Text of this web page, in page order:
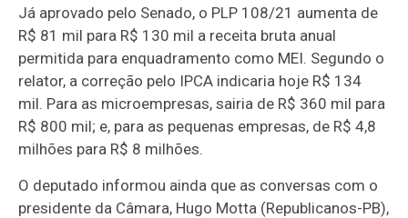
Já aprovado pelo Senado, o PLP 108/21 aumenta de
R$ 81 mil para R$ 130 mil a receita bruta anual
permitida para enquadramento como MEI. Segundo o
relator, a correção pelo IPCA indicaria hoje R$ 134
mil. Para as microempresas, sairia de R$ 360 mil para
R$ 800 mil; e, para as pequenas empresas, de R$ 4,8
milhões para R$ 8 milhões.
O deputado informou ainda que as conversas com o
presidente da Câmara, Hugo Motta (Republicanos-PB),